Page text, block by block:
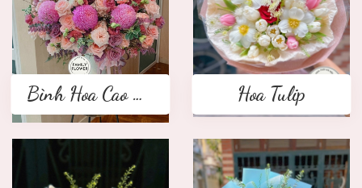
Bình Hoa Cao Cấp Hoa Tulip